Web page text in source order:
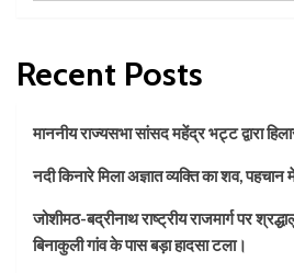
Recent Posts
माननीय राज्यसभा सांसद महेंद्र भट्ट द्वारा
नदी किनारे मिला अज्ञात व्यक्ति का शव,
जोशीमठ-बद्रीनाथ राष्ट्रीय राजमार्ग पर
बिनाकुली गांव के पास बड़ा हादसा टला।